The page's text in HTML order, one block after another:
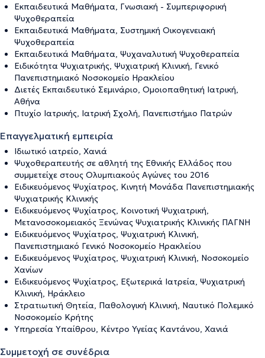
Εκπαιδευτικά Μαθήματα, Γνωσιακή - Συμπεριφορική
Ψυχοθεραπεία
Εκπαιδευτικά Μαθήματα, Συστημική Οικογενειακή
Ψυχοθεραπεία
Εκπαιδευτικά Μαθήματα, Ψυχαναλυτική Ψυχοθεραπεία
Ειδικότητα Ψυχιατρικής, Ψυχιατρική Κλινική, Γενικό
Πανεπιστημιακό Νοσοκομείο Ηρακλείου
Διετές Εκπαιδευτικό Σεμινάριο, Ομοιοπαθητική Ιατρική,
Αθήνα
Πτυχίο Ιατρικής, Ιατρική Σχολή, Πανεπιστήμιο Πατρών
Επαγγελματική εμπειρία
Ιδιωτικό ιατρείο, Χανιά
Ψυχοθεραπευτής σε αθλητή της Εθνικής Ελλάδος που
συμμετείχε στους Ολυμπιακούς Αγώνες του 2016
Ειδικευόμενος Ψυχίατρος, Κινητή Μονάδα Πανεπιστημιακής
Ψυχιατρικής Κλινικής
Ειδικευόμενος Ψυχίατρος, Κοινοτική Ψυχιατρική,
Μετανοσοκομειακός Ξενώνας Ψυχιατρικής Κλινικής ΠΑΓΝΗ
Ειδικευόμενος Ψυχίατρος, Ψυχιατρική Κλινική,
Πανεπιστημιακό Γενικό Νοσοκομείο Ηρακλείου
Ειδικευόμενος Ψυχίατρος, Ψυχιατρική Κλινική, Νοσοκομείο
Χανίων
Ειδικευόμενος Ψυχίατρος, Εξωτερικά Ιατρεία, Ψυχιατρική
Κλινική, Ηράκλειο
Στρατιωτική Θητεία, Παθολογική Κλινική, Ναυτικό Πολεμικό
Νοσοκομείο Κρήτης
Υπηρεσία Υπαίθρου, Κέντρο Υγείας Καντάνου, Χανιά
Συμμετοχή σε συνέδρια